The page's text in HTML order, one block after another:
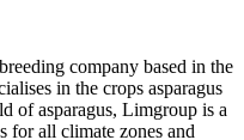
company based in the
in the crops asparagus
of asparagus, Limgroup is a
for all climate zones and